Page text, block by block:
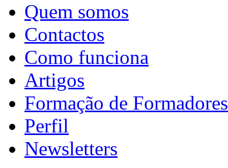
Quem somos
Contactos
Como funciona
Artigos
Formação de Formadores
Perfil
Newsletters